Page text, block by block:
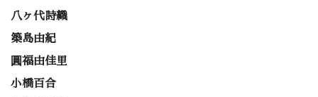
八ヶ代詩織
築島由紀
圓福由佳里
小橋百合